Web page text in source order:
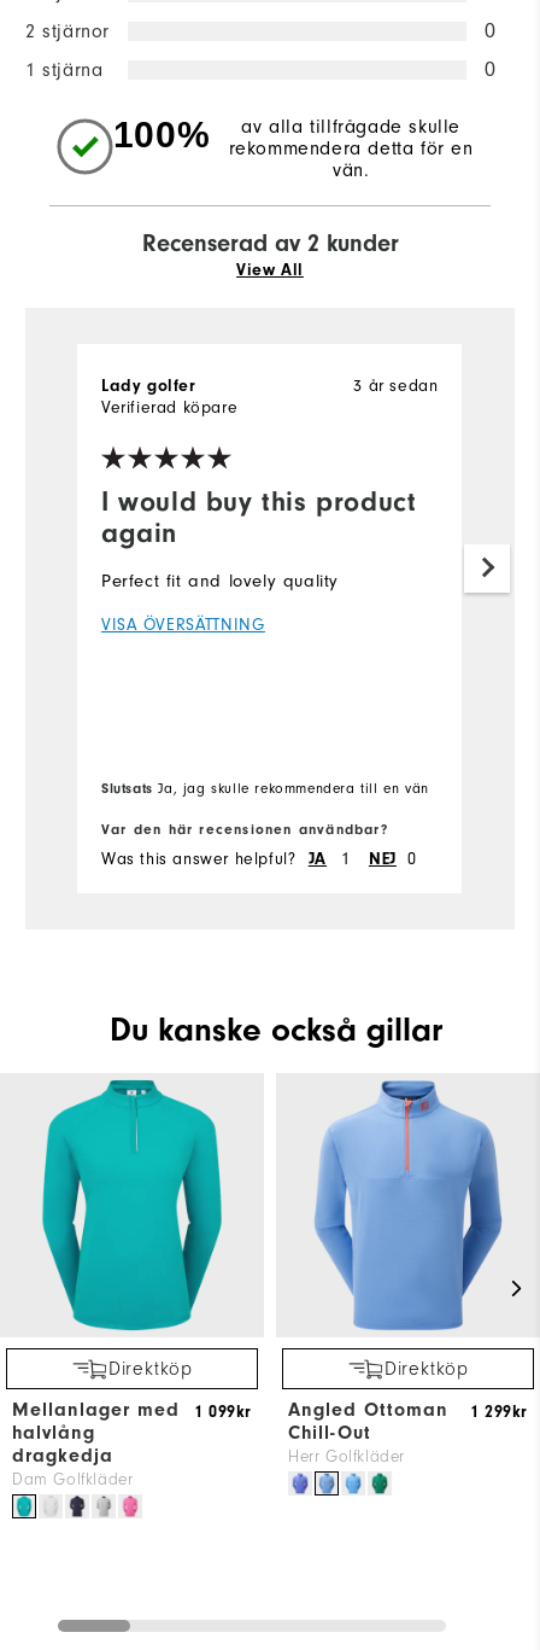
2 stjärnor 0
1 stjärna 0
100%
av alla tillfrågade skulle
rekommendera detta för en
vän.
Recenserad av 2 kunder
View All
I would buy this product
again
3 år sedan
Lady golfer
Verifierad köpare
Perfect fit and lovely quality
VISA ÖVERSÄTTNING
Slutsats Ja, jag skulle rekommendera till en vän
Var den här recensionen användbar?
Was this answer helpful? JA 1 NEJ 0
Du kanske också gillar
Direktköp
Mellanlager med
halvlång
dragkedja
Dam Golfkläder
1 099kr
Direktköp
Angled Ottoman
Chill-Out
Herr Golfkläder
1 299kr